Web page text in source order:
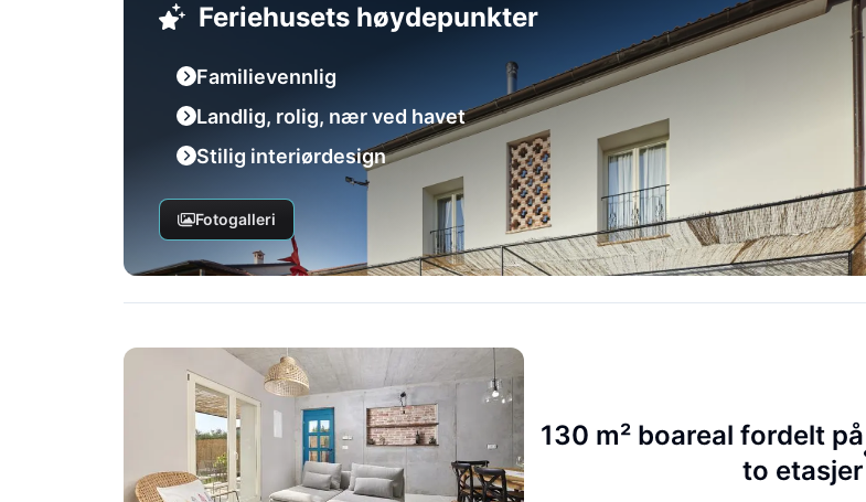
Feriehusets høydepunkter
Familievennlig
Landlig, rolig, nær ved havet
Stilig interiørdesign
Fotogalleri
130 m² boareal fordelt på
to etasjer